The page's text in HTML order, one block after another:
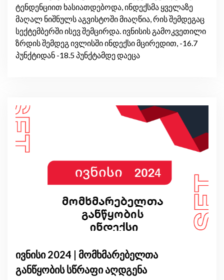
ტენდენციით ხასიათდებოდა, ინდექსმა ყველაზე
მაღალ ნიშნულს აგვისტოში მიაღწია, რის შემდეგაც
სექტემბერში ისევ შემცირდა. ივნისის გამოკვეთილი
ზრდის შემდეგ ივლისში ინდექსი მცირედით, -16.7
პუნქტიდან -18.5 პუნქტამდე დაეცა
ივნისი 2024 | მომხმარებელთა
განწყობის სწრაფი აღდგენა